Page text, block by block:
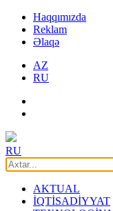
Haqqımızda
Reklam
Əlaqə
AZ
RU
RU
AKTUAL
İQTİSADİYYAT